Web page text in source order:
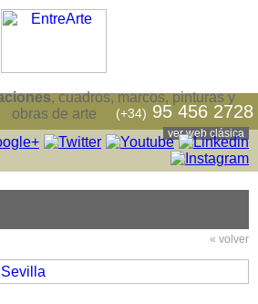
, cuadros, marcos, pinturas y
obras de arte
ver web clásica
(+34) 95 456 2728
« volver